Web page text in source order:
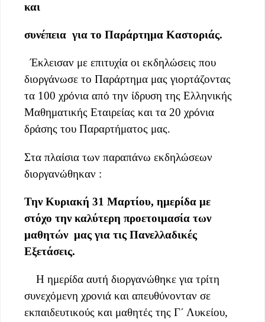
και
συνέπεια για το Παράρτημα Καστοριάς.
Έκλεισαν με επιτυχία οι εκδηλώσεις που
διοργάνωσε το Παράρτημα μας γιορτάζοντας
τα 100 χρόνια από την ίδρυση της Ελληνικής
Μαθηματικής Εταιρείας και τα 20 χρόνια
δράσης του Παραρτήματος μας.
Στα πλαίσια των παραπάνω εκδηλώσεων
διοργανώθηκαν :
Την Κυριακή 31 Μαρτίου, ημερίδα με
στόχο την καλύτερη προετοιμασία των
μαθητών μας για τις Πανελλαδικές
Εξετάσεις.
Η ημερίδα αυτή διοργανώθηκε για τρίτη
συνεχόμενη χρονιά και απευθύνονταν σε
εκπαιδευτικούς και μαθητές της Γ΄ Λυκείου,